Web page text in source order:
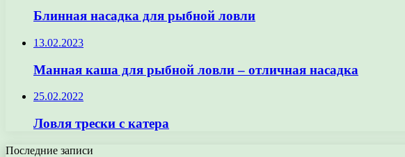
Блинная насадка для рыбной ловли
13.02.2023
Манная каша для рыбной ловли – отличная насадка
25.02.2022
Ловля трески с катера
Последние записи